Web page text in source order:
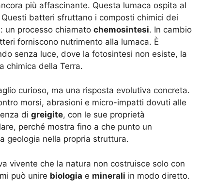
più affascinante. Questa lumaca ospita al
batteri sfruttano i composti chimici dei
un processo chiamato chemosintesi. In cambio
forniscono nutrimento alla lumaca. È
senza luce, dove la fotosintesi non esiste, la
chimica della Terra.
curioso, ma una risposta evolutiva concreta.
morsi, abrasioni e micro-impatti dovuti alle
di greigite, con le sue proprietà
perché mostra fino a che punto un
geologia nella propria struttura.
vivente che la natura non costruisce solo con
può unire biologia e minerali in modo diretto.